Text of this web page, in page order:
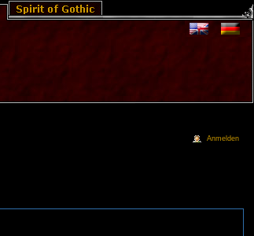
Anmelden